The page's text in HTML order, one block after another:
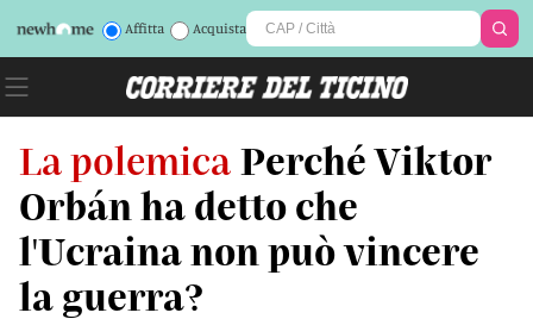
Affitta Acquista
La polemica Perché Viktor
Orbán ha detto che
l'Ucraina non può vincere
la guerra?